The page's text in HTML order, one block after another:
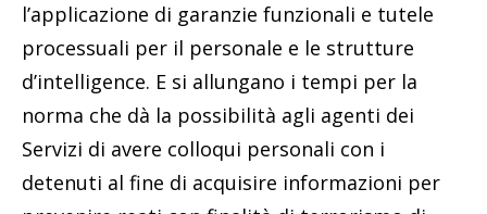
l’applicazione di garanzie funzionali e tutele
processuali per il personale e le strutture
d’intelligence. E si allungano i tempi per la
norma che dà la possibilità agli agenti dei
Servizi di avere colloqui personali con i
detenuti al fine di acquisire informazioni per